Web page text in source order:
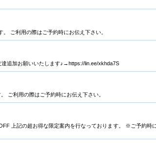
ご利用の際はご予約時にお伝え下さい。
追加お願いいたします♪→https://lin.ee/xkhda7S
ご利用の際はご予約時にお伝え下さい。
上記の超お得な限定案内を行なっております。 ※ご予約時